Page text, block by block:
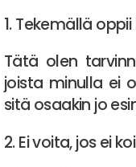
1. Tekemällä
Tätä olen
joista minulla ei
sitä osaakin jo
2. Ei voita, jos ei